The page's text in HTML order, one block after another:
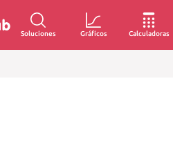
Soluciones Gráficos Calculadoras